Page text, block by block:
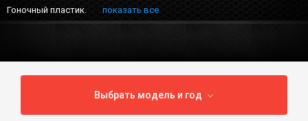
О Магазине
Мы в соцсетях
Наши контакты
Гоночный пластик. показать все
Выбрать модель и год